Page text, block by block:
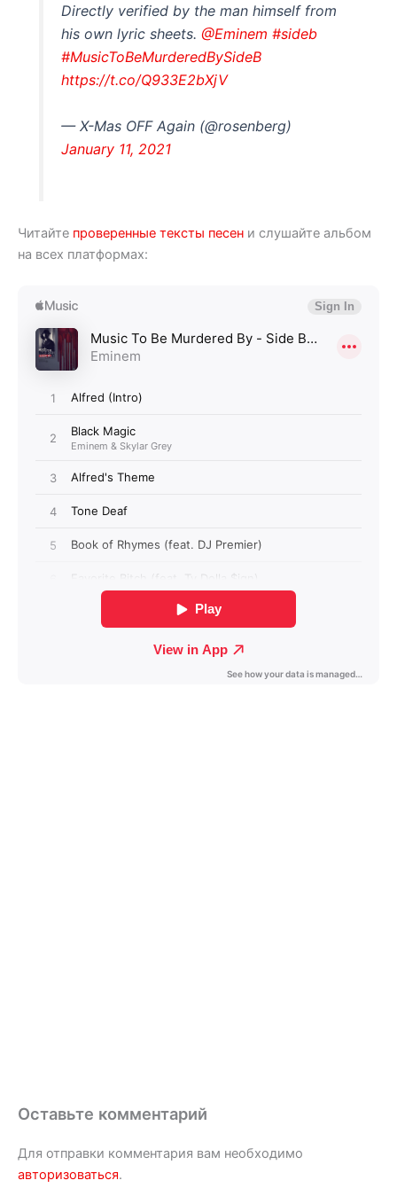
Directly verified by the man himself from
his own lyric sheets.@Eminem #sideb
#MusicToBeMurderedBySideB
https://t.co/Q933E2bXjV
— X-Mas OFF Again (@rosenberg)
January 11, 2021
Читайте проверенные тексты песен и слушайте альбом
на всех платформах:
Оставьте комментарий
Для отправки комментария вам необходимо
авторизоваться.